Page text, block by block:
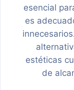
esencial
es
estéticas
de